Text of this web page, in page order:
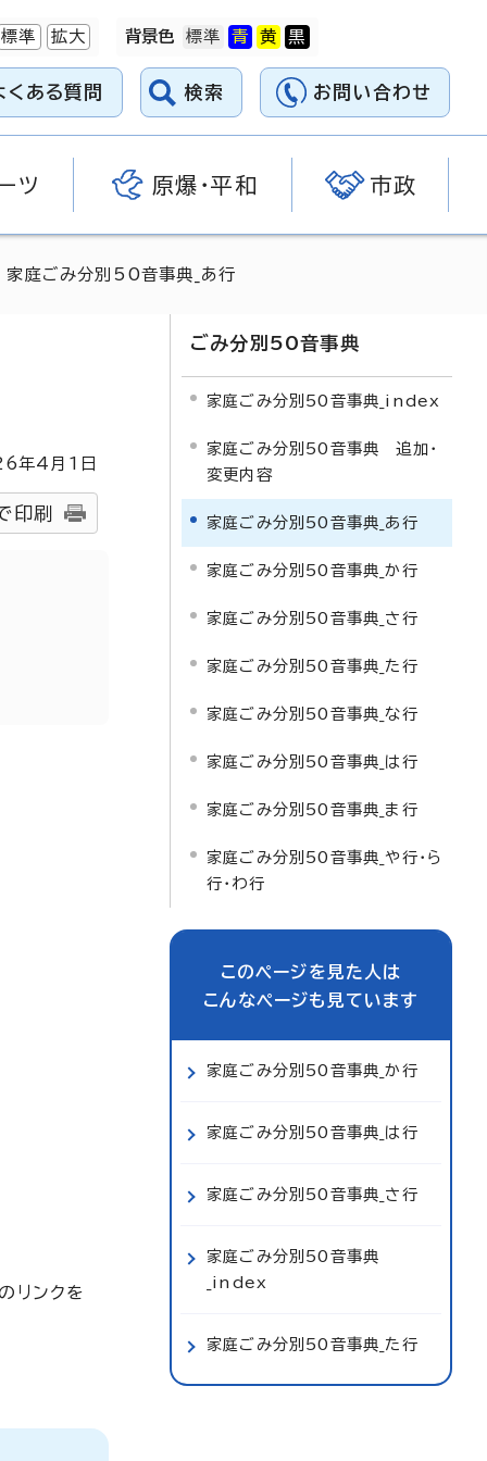
標準 拡大 背景色
くある質問 検索 お問い合わせ
ツ 原爆・平和 市政
庭ごみ分別50音事典_あ行
年4月1日
印刷
リンクを
ごみ分別50音事典
家庭ごみ分別50音事典_index
家庭ごみ分別50音事典 追加・
変更内容
家庭ごみ分別50音事典_あ行
家庭ごみ分別50音事典_か行
家庭ごみ分別50音事典_さ行
家庭ごみ分別50音事典_た行
家庭ごみ分別50音事典_な行
家庭ごみ分別50音事典_は行
家庭ごみ分別50音事典_ま行
家庭ごみ分別50音事典_や行・ら
行・わ行
このページを見た人は
こんなページも見ています
家庭ごみ分別50音事典_か行
家庭ごみ分別50音事典_は行
家庭ごみ分別50音事典_さ行
家庭ごみ分別50音事典
_index
家庭ごみ分別50音事典_た行